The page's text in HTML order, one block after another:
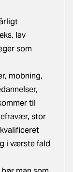
lav
som
mobning,
til
stor
i værste fald